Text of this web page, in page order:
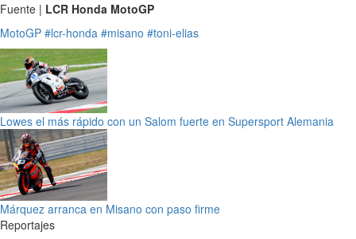
Fuente | LCR Honda MotoGP
MotoGP #lcr-honda #misano #toni-elias
Lowes el más rápido con un Salom fuerte en Supersport Alemania
Márquez arranca en Misano con paso firme
Reportajes